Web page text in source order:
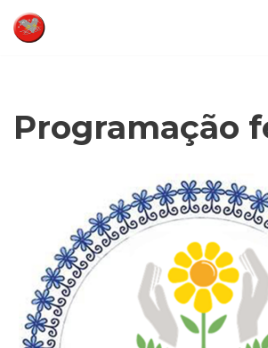
Pular
Programação